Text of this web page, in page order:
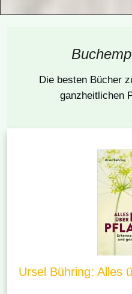
Die besten Bücher
ganzheitlichen
Ursel Bühring: Alles